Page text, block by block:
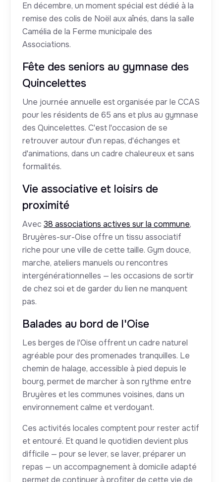
En décembre, un moment spécial est dédié à la
remise des colis de Noël aux aînés, dans la salle
Camélia de la Ferme municipale des
Associations.
Fête des seniors au gymnase des
Quincelettes
Une journée annuelle est organisée par le CCAS
pour les résidents de 65 ans et plus au gymnase
des Quincelettes. C'est l'occasion de se
retrouver autour d'un repas, d'échanges et
d'animations, dans un cadre chaleureux et sans
formalités.
Vie associative et loisirs de
proximité
Avec 38 associations actives sur la commune,
Bruyères-sur-Oise offre un tissu associatif
riche pour une ville de cette taille. Gym douce,
marche, ateliers manuels ou rencontres
intergénérationnelles — les occasions de sortir
de chez soi et de garder du lien ne manquent
pas.
Balades au bord de l'Oise
Les berges de l'Oise offrent un cadre naturel
agréable pour des promenades tranquilles. Le
chemin de halage, accessible à pied depuis le
bourg, permet de marcher à son rythme entre
Bruyères et les communes voisines, dans un
environnement calme et verdoyant.
Ces activités locales comptent pour rester actif
et entouré. Et quand le quotidien devient plus
difficile — pour se lever, se laver, préparer un
repas — un accompagnement à domicile adapté